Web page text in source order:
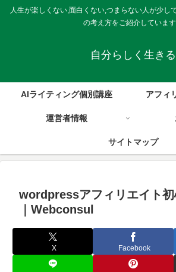
人生が楽しくない,面白くない,つまらない人が少し
の考え方をご紹介しています
自分らしく生きる
AIライティング個別講座 アフィ
運営者情報
サイトマップ
wordpressアフィリエイト
｜Webconsul
X Facebook